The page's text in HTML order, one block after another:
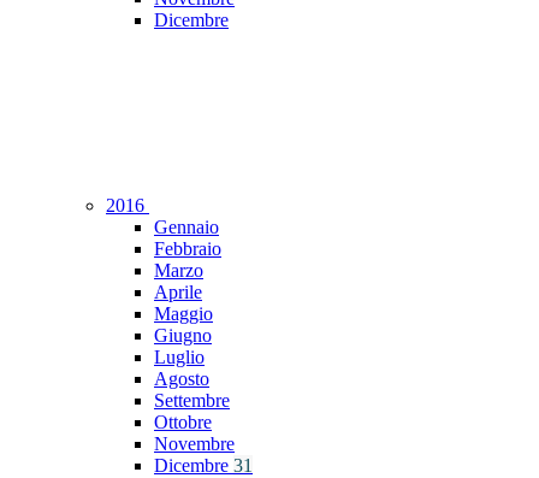
Dicembre
2016
Gennaio
Febbraio
Marzo
Aprile
Maggio
Giugno
Luglio
Agosto
Settembre
Ottobre
Novembre
Dicembre 31